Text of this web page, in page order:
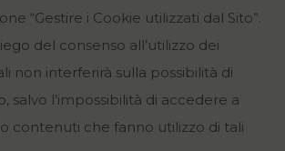
“Gestire i Cookie utilizzati dal Sito”.
del consenso all’utilizzo dei
non interferirà sulla possibilità di
salvo l’impossibilità di accedere a
contenuti che fanno utilizzo di tali